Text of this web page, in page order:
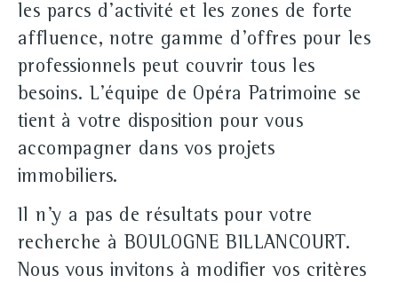
les parcs d'activité et les zones de forte
affluence, notre gamme d'offres pour les
professionnels peut couvrir tous les
besoins. L'équipe de Opéra Patrimoine se
tient à votre disposition pour vous
accompagner dans vos projets
immobiliers.
Il n'y a pas de résultats pour votre
recherche à BOULOGNE BILLANCOURT.
Nous vous invitons à modifier vos critères